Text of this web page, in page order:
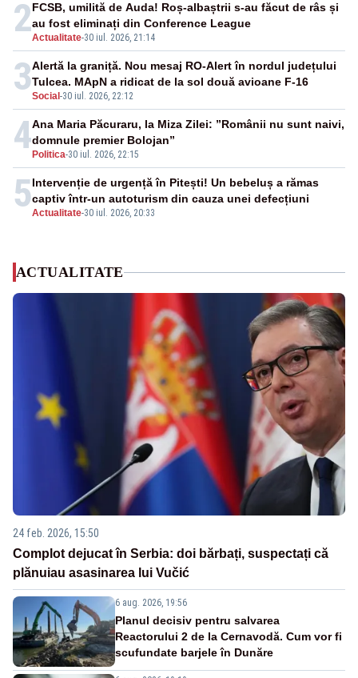
2Actualitate-30 iul. 2026, 21:14
FCSB, umilită de Auda! Roș-albaștrii s-au făcut de râs și
au fost eliminați din Conference League
3Social -30 iul. 2026, 22:12
Alertă la graniță. Nou mesaj RO-Alert în nordul județului
Tulcea. MApN a ridicat de la sol două avioane F-16
4 Politica-30 iul. 2026, 22:15
Ana Maria Păcuraru, la Miza Zilei: ”Românii nu sunt naivi,
domnule premier Bolojan”
5Actualitate-30 iul. 2026, 20:33
Intervenție de urgență în Pitești! Un bebeluș a rămas
captiv într-un autoturism din cauza unei defecțiuni
ACTUALITATE
24 feb. 2026, 15:50
Complot dejucat în Serbia: doi bărbați, suspectați că
plănuiau asasinarea lui Vučić
6 aug. 2026, 19:56
Planul decisiv pentru salvarea
Reactorului 2 de la Cernavodă. Cum vor fi
scufundate barjele în Dunăre